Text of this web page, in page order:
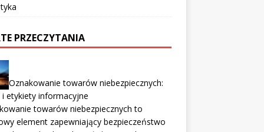
PRZECZYTANIA
Oznakowanie towarów niebezpiecznych:
i etykiety informacyjne
towarów niebezpiecznych to
element zapewniający bezpieczeństwo